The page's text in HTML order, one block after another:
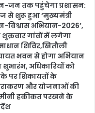
जन तक पहुंचेगा प्रशासन:
से शुरू हुआ ‘मुख्यमंत्री
विश्वास अभियान-2026’,
शुक्रवार गांवों में लगेगा
शिविर,खितौली
भवन से होगा अभियान
शुभारंभ, अधिकारियों को
पर शिकायतों के
और योजनाओं की
हकीकत परखने के